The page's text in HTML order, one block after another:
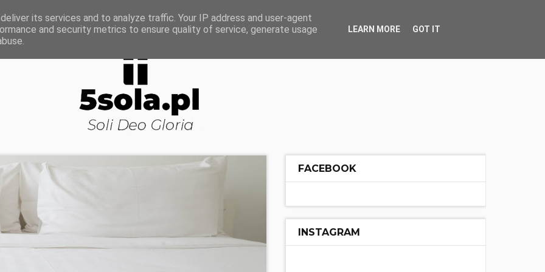
NAUKA DOJRZAŁOŚĆ DUCHOWA KOŚCIÓŁ INNE
FACEBOOK
INSTAGRAM
its services and to analyze traffic. Your IP address and user-agent
and security metrics to ensure quality of service, generate usage
LEARN MORE GOT IT